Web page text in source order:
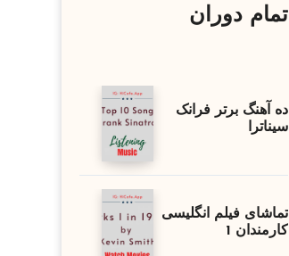
تمام دوران
ده آهنگ برتر فرانک
سیناترا
تماشای فیلم انگلیسی
کارمندان 1